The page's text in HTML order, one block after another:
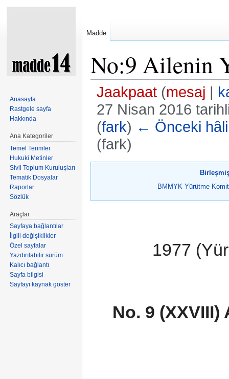
No:9 Ailenin
Jaakpaat (mesaj |
27 Nisan 2016
(fark) ← Önceki hâli
(fark)
BMMYK Yürütme
1977
No. 9 (XXVIII)
Madde
Anasayfa
Rastgele sayfa
Hakkında
Ana Kategoriler
Temel Terimler
Hukuki Metinler
Sivil Toplum Kuruluşları
Tematik Dosyalar
Raporlar
Sözlük
Araçlar
Sayfaya bağlantılar
İlgili değişiklikler
Özel sayfalar
Yazdırılabilir sürüm
Kalıcı bağlantı
Sayfa bilgisi
Sayfayı kaynak göster